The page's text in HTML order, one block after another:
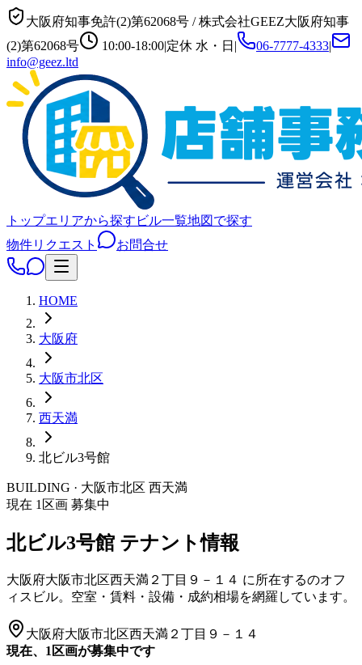
大阪府知事免許(2)第62068号 /株式会社GEEZ大阪府知事
(2)第62068号
10:00-18:00|定休 水・日 | 06-7777-4333|
info@geez.ltd
トップエリアから探す ビル一覧地図で探す
物件リクエスト
お問合せ
HOME
大阪府
大阪市北区
西天満
北ビル3号館
BUILDING · 大阪市北区 西天満
現在 1 区画 募集中
北ビル3号館 テナント情報
大阪府大阪市北区西天満２丁目９－１４ に所在するのオフ
ィスビル。空室・賃料・設備・成約相場を網羅しています。
大阪府大阪市北区西天満２丁目９－１４
現在、1区画が募集中です